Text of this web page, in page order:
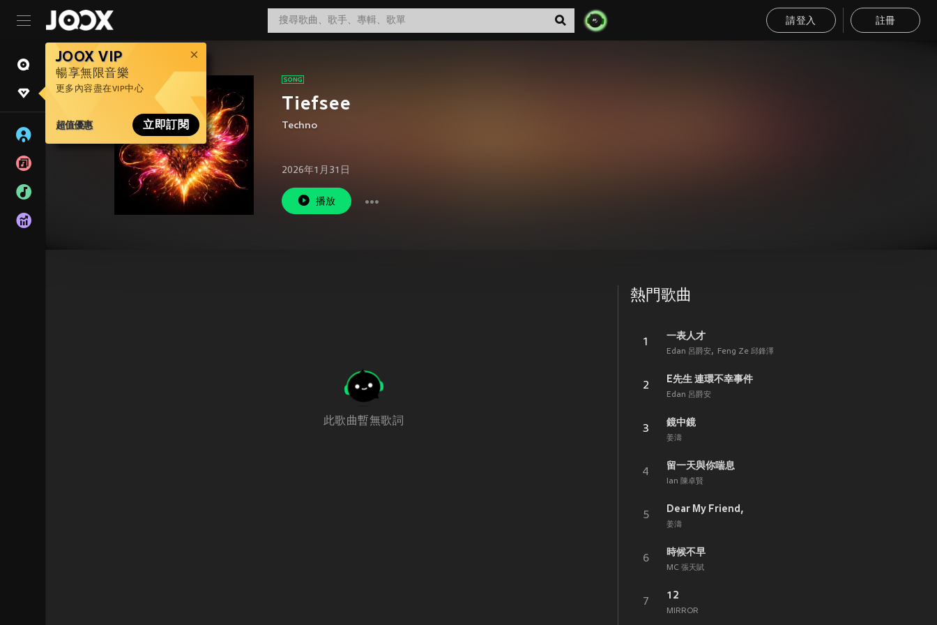
請登入 註冊
JOOX VIP
暢享無限音樂
更多內容盡在VIP中心
超值優惠 立即訂閱
Tiefsee
Techno
2026年1月31日
播放
此歌曲暫無歌詞
熱門歌曲
1
一表人才
Edan 呂爵安 Feng Ze 邱鋒澤
2
E先生 連環不幸事件
Edan 呂爵安
3
鏡中鏡
姜濤
4
留一天與你喘息
Ian 陳卓賢
5
Dear My Friend,
姜濤
6
時候不早
MC 張天賦
7
12
MIRROR